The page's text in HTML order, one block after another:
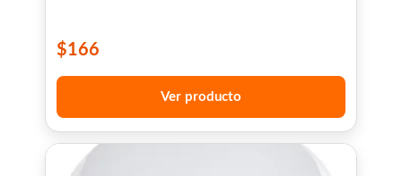
$166
Ver producto